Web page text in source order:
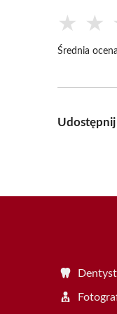
★ ★
Średnia
Udostępnij